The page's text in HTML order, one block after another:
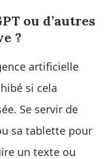
ou d’autres
?
artificielle
si cela
Se servir de
sa tablette pour
un texte ou